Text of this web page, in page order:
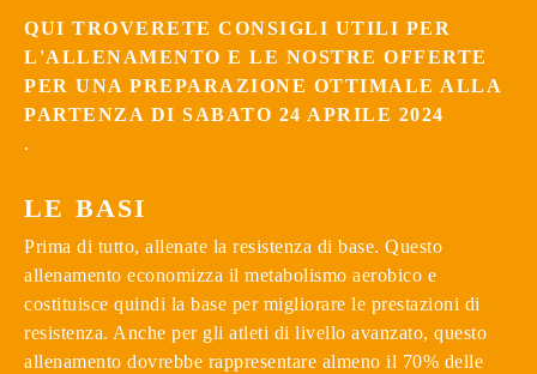
QUI TROVERETE CONSIGLI UTILI PER
L'ALLENAMENTO E LE NOSTRE OFFERTE
PER UNA PREPARAZIONE OTTIMALE ALLA
PARTENZA DI SABATO 24 APRILE 2024
.
LE BASI
Prima di tutto, allenate la resistenza di base. Questo
allenamento economizza il metabolismo aerobico e
costituisce quindi la base per migliorare le prestazioni di
resistenza. Anche per gli atleti di livello avanzato, questo
allenamento dovrebbe rappresentare almeno il 70% delle